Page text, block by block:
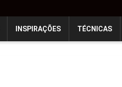
INSPIRAÇÕES TÉCNICAS